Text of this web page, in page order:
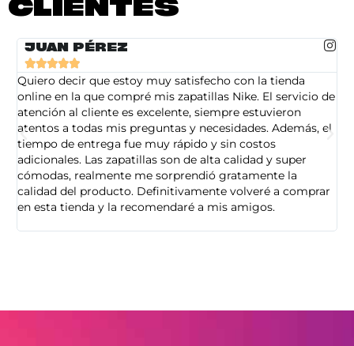
CLIENTES
JUAN PÉREZ

Quiero decir que estoy muy satisfecho con la tienda
online en la que compré mis zapatillas Nike. El servicio de
atención al cliente es excelente, siempre estuvieron
atentos a todas mis preguntas y necesidades. Además, el
tiempo de entrega fue muy rápido y sin costos
adicionales. Las zapatillas son de alta calidad y super
cómodas, realmente me sorprendió gratamente la
calidad del producto. Definitivamente volveré a comprar
en esta tienda y la recomendaré a mis amigos.